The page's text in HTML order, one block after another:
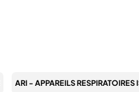
ARI - APPAREILS RESPIRATOIRES